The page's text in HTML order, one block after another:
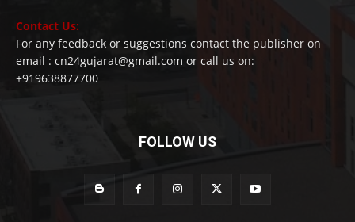
Contact Us:
For any feedback or suggestions contact the publisher on
email : cn24gujarat@gmail.com or call us on:
+919638877700
FOLLOW US